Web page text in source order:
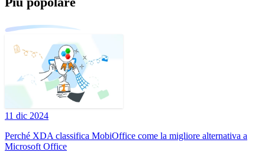
11 dic 2024
Perché XDA classifica MobiOffice come la migliore alternativa a
Microsoft Office